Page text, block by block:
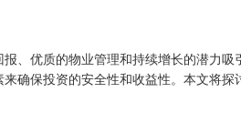
、优质的物业管理和持续增长的潜力
确保投资的安全性和收益性。本文将